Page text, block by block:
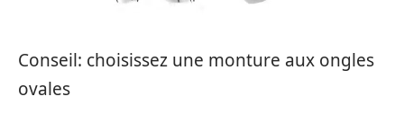
Conseil: choisissez une monture aux ongles
ovales